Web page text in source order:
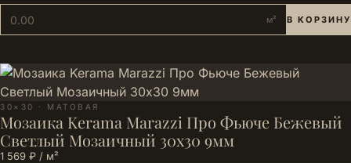
м² В КОРЗИНУ
30×30 · МАТОВАЯ
Мозаика Kerama Marazzi Про Фьюче Бежевый
Светлый Мозаичный 30x30 9мм
1 569 ₽ / м²